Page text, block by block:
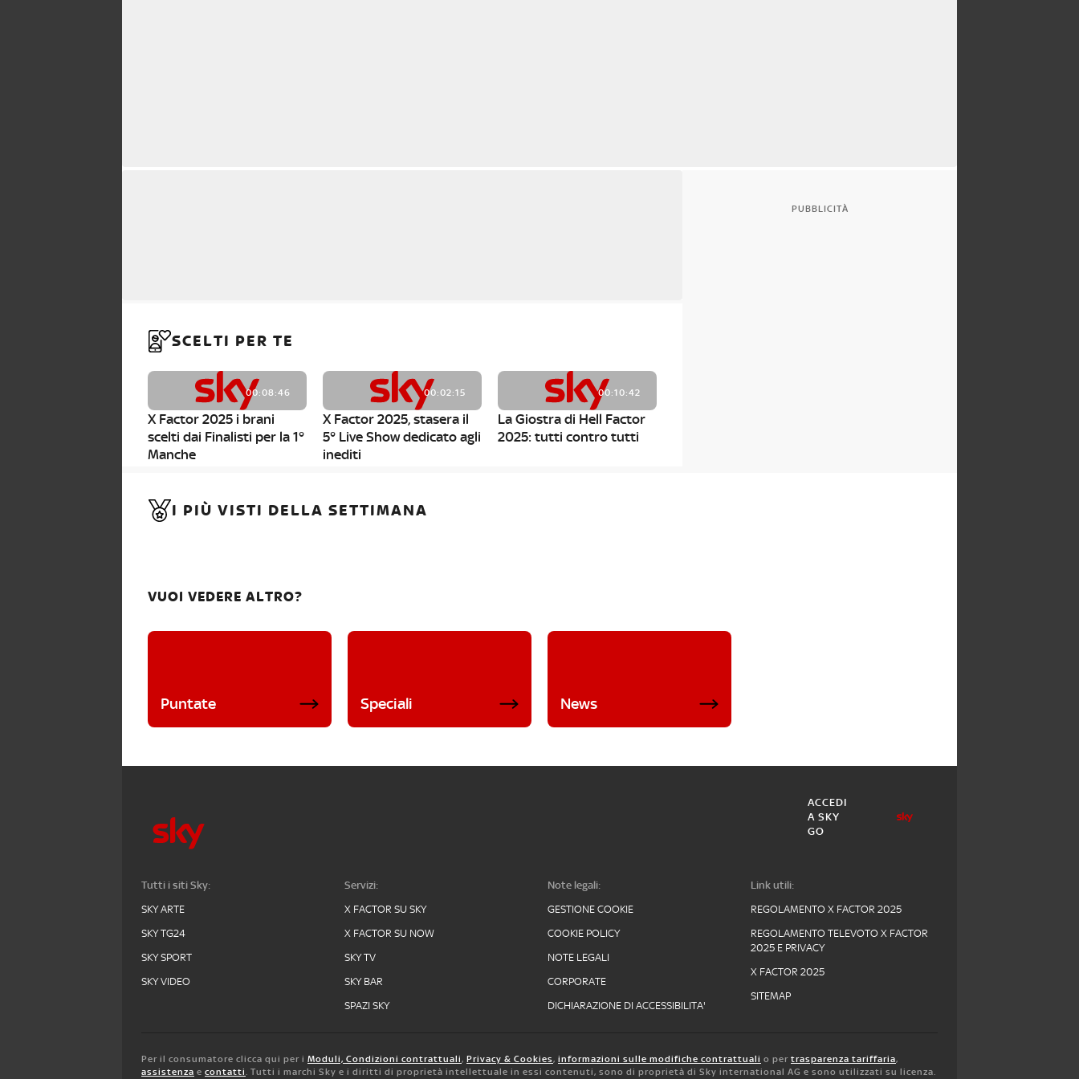
SCELTI PER TE
00:08:46
X Factor 2025 i brani
scelti dai Finalisti per la 1°
Manche
00:02:15
X Factor 2025, stasera il
5° Live Show dedicato agli
inediti
00:10:42
La Giostra di Hell Factor
2025: tutti contro tutti
PUBBLICITÀ
I PIÙ VISTI DELLA SETTIMANA
VUOI VEDERE ALTRO?
Puntate Speciali News
ACCEDI
A SKY
GO
Tutti i siti Sky:
SKY ARTE
SKY TG24
SKY SPORT
SKY VIDEO
Servizi:
X FACTOR SU SKY
X FACTOR SU NOW
SKY TV
SKY BAR
SPAZI SKY
Note legali:
GESTIONE COOKIE
COOKIE POLICY
NOTE LEGALI
CORPORATE
DICHIARAZIONE DI ACCESSIBILITA'
Link utili:
REGOLAMENTO X FACTOR 2025
REGOLAMENTO TELEVOTO X FACTOR
2025 E PRIVACY
X FACTOR 2025
SITEMAP
Per il consumatore clicca qui per i Moduli, Condizioni contrattuali, Privacy & Cookies, informazioni sulle modifiche contrattuali o per trasparenza tariffaria,
assistenza e contatti. Tutti i marchi Sky e i diritti di proprietà intellettuale in essi contenuti, sono di proprietà di Sky international AG e sono utilizzati su licenza.